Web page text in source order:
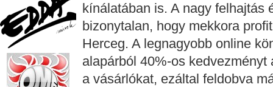
kínálatában is. A nagy felhajtás
bizonytalan, hogy mekkora
Herceg. A legnagyobb online
alapárból 40%-os
a vásárlókat, ezáltal feldobva